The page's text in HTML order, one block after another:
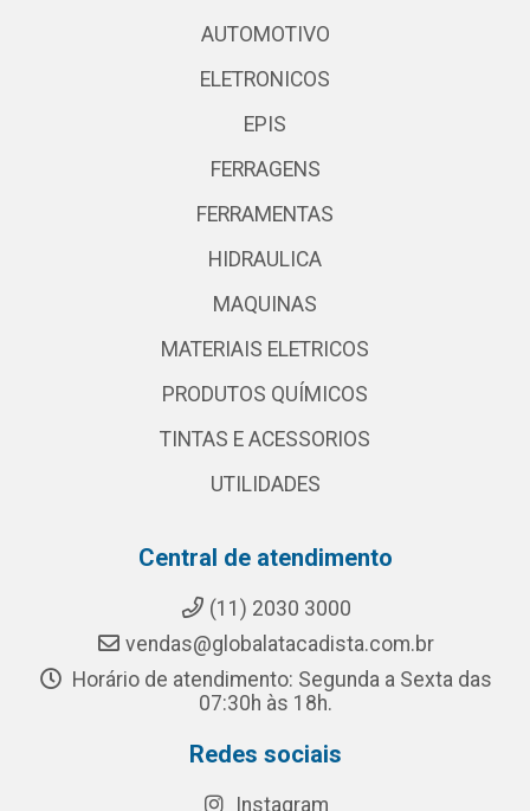
AUTOMOTIVO
ELETRONICOS
EPIS
FERRAGENS
FERRAMENTAS
HIDRAULICA
MAQUINAS
MATERIAIS ELETRICOS
PRODUTOS QUÍMICOS
TINTAS E ACESSORIOS
UTILIDADES
Central de atendimento
(11) 2030 3000
vendas@globalatacadista.com.br
Horário de atendimento: Segunda a Sexta das
07:30h às 18h.
Redes sociais
Instagram